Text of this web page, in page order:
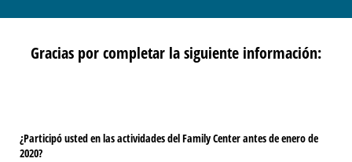
Gracias por completar la siguiente información:
¿Participó usted en las actividades del Family Center antes de enero de
2020?